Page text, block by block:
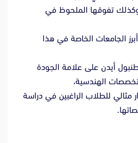
وكذلك تفوقها الملحوظ في
الجامعات الخاصة في هذا
أيدن على علامة الجودة
الهندسية،
مثالي للطلاب الراغبين في دراسة